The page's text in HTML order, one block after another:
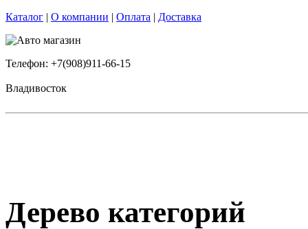
Каталог | О компании | Оплата | Доставка
Телефон: +7(908)911-66-15
Владивосток
Дерево категорий